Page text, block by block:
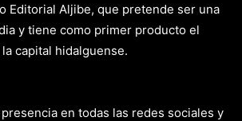
Editorial Aljibe, que pretende ser una
y tiene como primer producto el
capital hidalguense.
en todas las redes sociales y